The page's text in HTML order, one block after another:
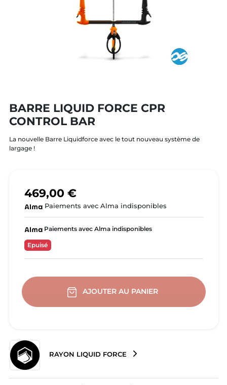
BARRE LIQUID FORCE CPR
CONTROL BAR
La nouvelle Barre Liquidforce avec le tout nouveau système de
largage !
469,00 €
Paiements avec Alma indisponibles
Paiements avec Alma indisponibles
Epuisé
AJOUTER AU PANIER
RAYON LIQUID FORCE